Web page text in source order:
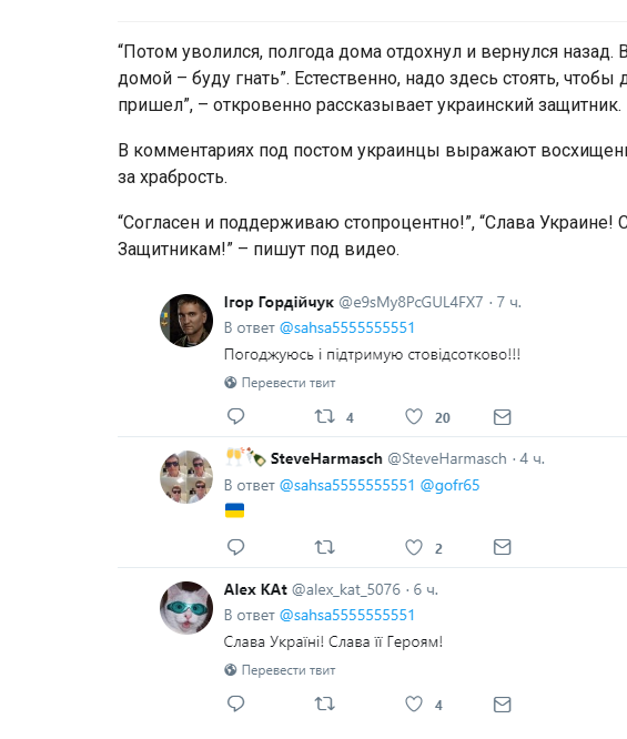
“Потом уволился, полгода дома отдохнул и вернулся назад.
домой – буду гнать”. Естественно, надо здесь стоять,
пришел”, – откровенно рассказывает украинский защитник.
В комментариях под постом украинцы выражают
за храбрость.
“Согласен и поддерживаю стопроцентно!”, “Слава Украине!
Защитникам!” – пишут под видео.